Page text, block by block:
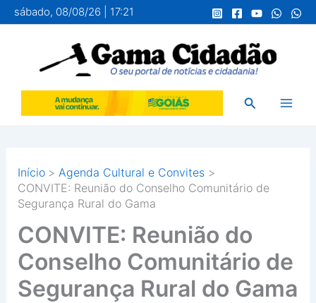
para
conteúdo
sábado, 08/08/26 | 17:21
Pesquisar
Início
Agenda Cultural e Convites
CONVITE: Reunião do Conselho Comunitário de
Segurança Rural do Gama
CONVITE: Reunião do
Conselho Comunitário de
Segurança Rural do Gama